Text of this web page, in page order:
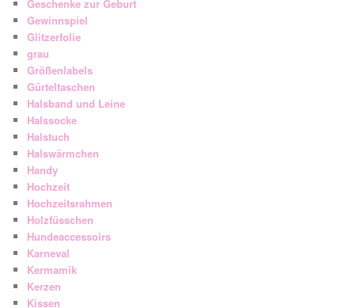
Geschenke zur Geburt
Gewinnspiel
Glitzerfolie
grau
Größenlabels
Gürteltaschen
Halsband und Leine
Halssocke
Halstuch
Halswärmchen
Handy
Hochzeit
Hochzeitsrahmen
Holzfüsschen
Hundeaccessoirs
Karneval
Kermamik
Kerzen
Kissen